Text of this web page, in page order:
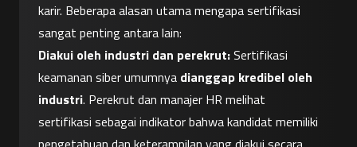
karir. Beberapa alasan utama mengapa sertifikasi
sangat penting antara lain:
Diakui oleh industri dan perekrut: Sertifikasi
keamanan siber umumnya dianggap kredibel oleh
industri. Perekrut dan manajer HR melihat
sertifikasi sebagai indikator bahwa kandidat memiliki